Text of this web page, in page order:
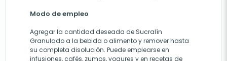
Modo de empleo
Agregar la cantidad deseada de Sucralín
Granulado a la bebida o alimento y remover hasta
su completa disolución. Puede emplearse en
infusiones, cafés, zumos, yogures y en recetas de